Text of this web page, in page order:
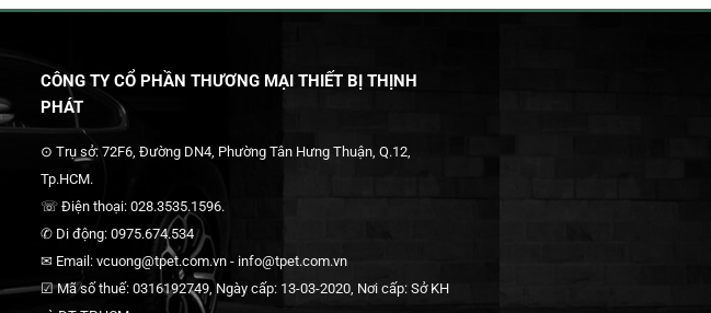
CÔNG TY CỔ PHẦN THƯƠNG MẠI THIẾT BỊ THỊNH
PHÁT
⊙ Trụ sở: 72F6, Đường DN4, Phường Tân Hưng Thuận, Q.12,
Tp.HCM.
☏ Điện thoại: 028.3535.1596.
✆ Di động: 0975.674.534
✉ Email: vcuong@tpet.com.vn - info@tpet.com.vn
☑ Mã số thuế: 0316192749, Ngày cấp: 13-03-2020, Nơi cấp: Sở KH